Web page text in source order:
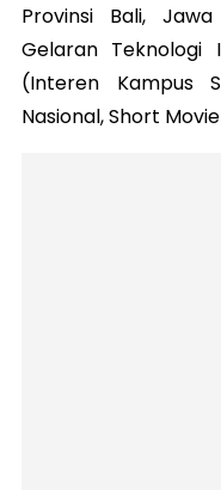
Provinsi Bali,
Gelaran Teknologi
(Interen Kampus
Nasional, Short